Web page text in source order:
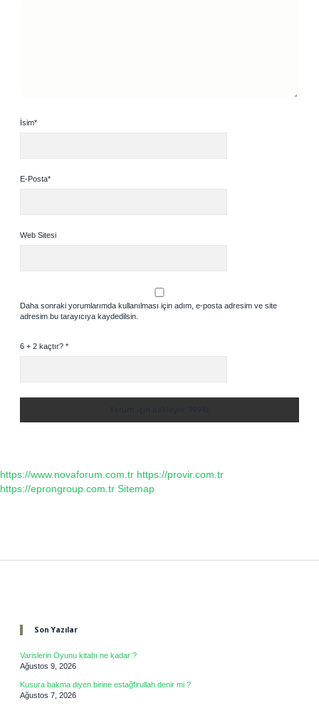
İsim*
E-Posta*
Web Sitesi
Daha sonraki yorumlarımda kullanılması için adım, e-posta adresim ve site
adresim bu tarayıcıya kaydedilsin.
6 + 2 kaçtır? *
https://www.novaforum.com.tr https://provir.com.tr
https://eprongroup.com.tr Sitemap
Son Yazılar
Varislerin Oyunu kitabı ne kadar ?
Ağustos 9, 2026
Kusura bakma diyen birine estağfirullah denir mi ?
Ağustos 7, 2026